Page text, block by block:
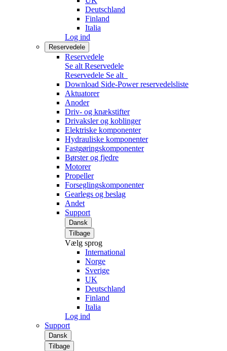
Deutschland
Finland
Italia
Log ind
Reservedele
Reservedele
Se alt Reservedele
Reservedele Se alt
Download Side-Power reservedelsliste
Aktuatorer
Anoder
Driv- og knækstifter
Drivaksler og koblinger
Elektriske komponenter
Hydrauliske komponenter
Fastgøringskomponenter
Børster og fjedre
Motorer
Propeller
Forseglingskomponenter
Gearlegs og beslag
Andet
Support
Dansk
Tilbage
Vælg sprog
International
Norge
Sverige
UK
Deutschland
Finland
Italia
Log ind
Support
Dansk
Tilbage